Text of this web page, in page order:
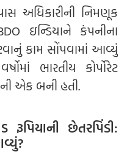
અધિકારીની નિમણૂક
ઇન્ડિયાને કંપનીના
કામ સોંપવામાં આવ્યું
ભારતીય કોર્પોરેટ
એક બની હતી.
છેતરપિંડી: